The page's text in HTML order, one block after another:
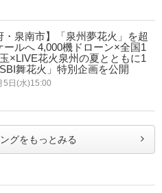
・泉南市】「泉州夢花火」を超
ールへ 4,000機ドローン×全国1
×LIVE花火泉州の夏とともに1
舞花火」特別企画を公開
5日(水)15:00
グをもっとみる